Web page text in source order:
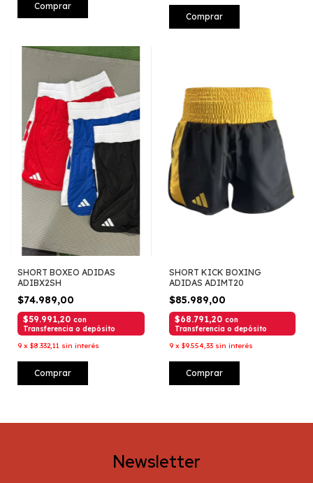
Comprar
Comprar
SHORT BOXEO ADIDAS
ADIBX2SH
$74.989,00
$59.991,20 con
Transferencia o depósito
9 x $8.332,11 sin interés
Comprar
SHORT KICK BOXING
ADIDAS ADIMT20
$85.989,00
$68.791,20 con
Transferencia o depósito
9 x $9.554,33 sin interés
Comprar
Newsletter